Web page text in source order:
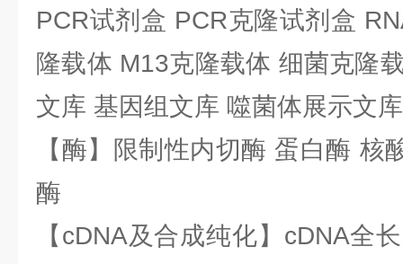
PCR试剂盒 PCR克隆试剂盒
隆载体 M13克隆载体 细菌克隆
文库 基因组文库 噬菌体展示文库
【酶】限制性内切酶 蛋白酶 核
酶
【cDNA及合成纯化】cDNA全